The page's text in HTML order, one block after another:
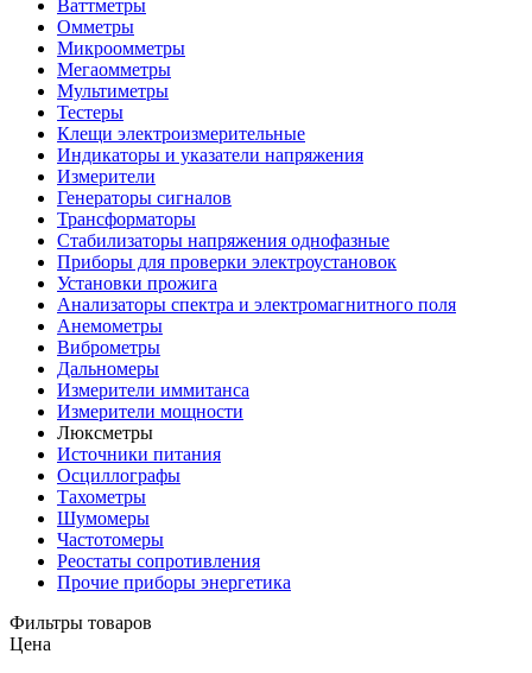
Ваттметры
Омметры
Микроомметры
Мегаомметры
Мультиметры
Тестеры
Клещи электроизмерительные
Индикаторы и указатели напряжения
Измерители
Генераторы сигналов
Трансформаторы
Стабилизаторы напряжения однофазные
Приборы для проверки электроустановок
Установки прожига
Анализаторы спектра и электромагнитного поля
Анемометры
Виброметры
Дальномеры
Измерители иммитанса
Измерители мощности
Люксметры
Источники питания
Осциллографы
Тахометры
Шумомеры
Частотомеры
Реостаты сопротивления
Прочие приборы энергетика
Фильтры товаров
Цена